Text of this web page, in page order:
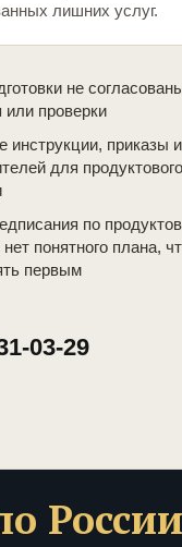
лишних услуг.
не
или проверки
инструкции, приказы
для
по
нет понятного плана,
первым
03-29
России